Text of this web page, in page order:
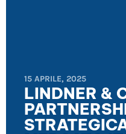
15 APRILE, 2025
LINDNER &